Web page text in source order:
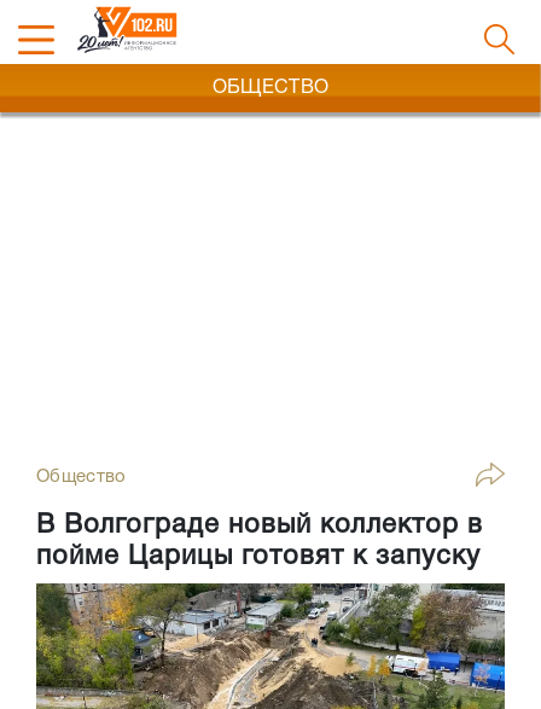
ОБЩЕСТВО
Общество
В Волгограде новый коллектор в
пойме Царицы готовят к запуску